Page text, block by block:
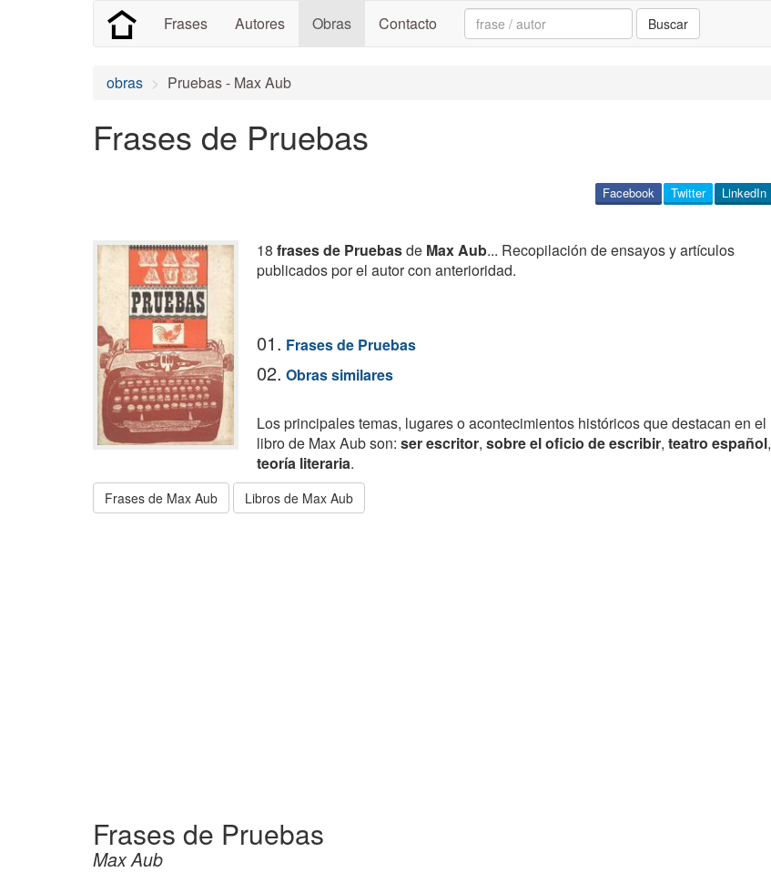
Frases Autores Obras Contacto Search: Buscar
obras Pruebas - Max Aub
Frases de Pruebas
LinkedIn
Twitter
Facebook
18 frases de Pruebasde Max Aub... Recopilación de ensayos y artículos
publicados por el autor con anterioridad.
01. Frases de Pruebas
02. Obras similares
Los principales temas, lugares o acontecimientos históricos que destacan en el
libro de Max Aub son: ser escritor, sobre el oficio de escribir, teatro español,
teoría literaria.
Frases de Max Aub Libros de Max Aub
Frases de Pruebas
Max Aub